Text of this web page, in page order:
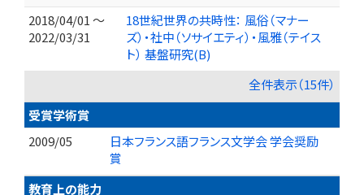
2018/04/01 ～
2022/03/31
18世紀世界の共時性： 風俗（マナー
ズ）・社中（ソサイエティ）・風雅（テイス
ト） 基盤研究(B)
全件表示（15件）
受賞学術賞
2009/05
日本フランス語フランス文学会 学会奨励
賞
教育上の能力